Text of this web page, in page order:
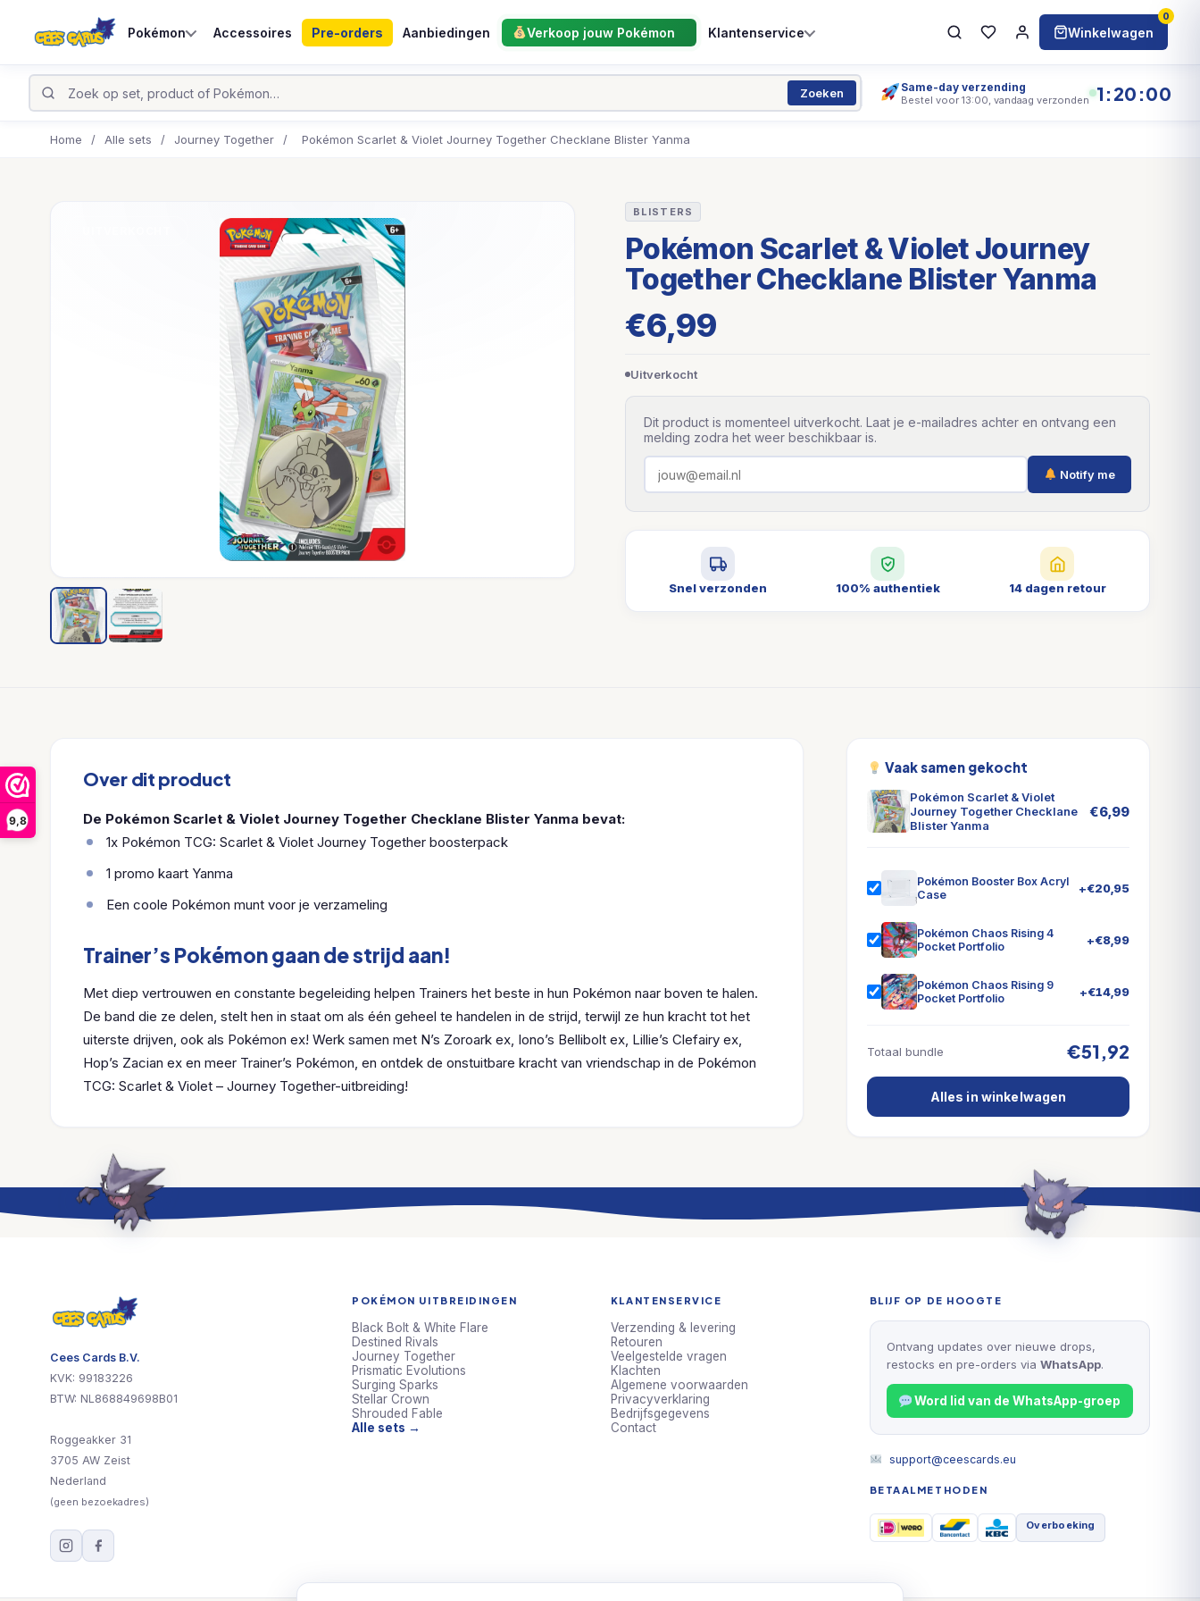
9,8
Pokémon Accessoires Pre-orders Aanbiedingen Verkoop jouw Pokémon Klantenservice Winkelwagen
0
Zoeken Same-day verzending
Bestel voor 13:00, vandaag verzonden 1:20:00
Home / Alle sets / Journey Together / Pokémon Scarlet & Violet Journey Together Checklane Blister Yanma
BLISTERS
Pokémon Scarlet & Violet Journey
Together Checklane Blister Yanma
€6,99
Uitverkocht
Dit product is momenteel uitverkocht. Laat je e-mailadres achter en ontvang een
melding zodra het weer beschikbaar is.
Notify me
Snel verzonden 100% authentiek 14 dagen retour
Over dit product
De Pokémon Scarlet & Violet Journey Together Checklane Blister Yanma bevat:
1x Pokémon TCG: Scarlet & Violet Journey Together boosterpack
1 promo kaart Yanma
Een coole Pokémon munt voor je verzameling
Trainer’s Pokémon gaan de strijd aan!
Met diep vertrouwen en constante begeleiding helpen Trainers het beste in hun Pokémon naar boven te halen.
De band die ze delen, stelt hen in staat om als één geheel te handelen in de strijd, terwijl ze hun kracht tot het
uiterste drijven, ook als Pokémon ex! Werk samen met N’s Zoroark ex, Iono’s Bellibolt ex, Lillie’s Clefairy ex,
Hop’s Zacian ex en meer Trainer’s Pokémon, en ontdek de onstuitbare kracht van vriendschap in de Pokémon
TCG: Scarlet & Violet – Journey Together-uitbreiding!
Vaak samen gekocht
Pokémon Scarlet & Violet
Journey Together Checklane
Blister Yanma
€6,99
Pokémon Booster Box Acryl
Case
+€20,95
Pokémon Chaos Rising 4
Pocket Portfolio
+€8,99
Pokémon Chaos Rising 9
Pocket Portfolio
+€14,99
Totaal bundle €51,92
Alles in winkelwagen
Cees Cards B.V.
KVK: 99183226
BTW: NL868849698B01
Roggeakker 31
3705 AW Zeist
Nederland
(geen bezoekadres)
POKÉMON UITBREIDINGEN
Black Bolt & White Flare
Destined Rivals
Journey Together
Prismatic Evolutions
Surging Sparks
Stellar Crown
Shrouded Fable
Alle sets →
KLANTENSERVICE
Verzending & levering
Retouren
Veelgestelde vragen
Klachten
Algemene voorwaarden
Privacyverklaring
Bedrijfsgegevens
Contact
BLIJF OP DE HOOGTE
Ontvang updates over nieuwe drops,
restocks en pre-orders via WhatsApp.
Word lid van de WhatsApp-groep
support@ceescards.eu
BETAALMETHODEN
Overboeking